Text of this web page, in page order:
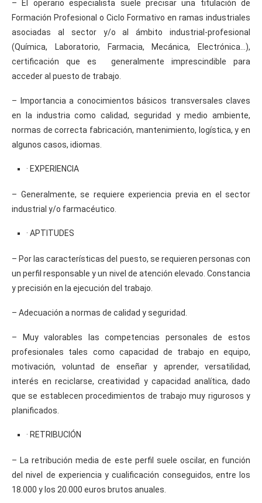
– El operario especialista suele precisar una titulación de
Formación Profesional o Ciclo Formativo en ramas industriales
asociadas al sector y/o al ámbito industrial-profesional
(Química, Laboratorio, Farmacia, Mecánica, Electrónica…),
certificación que es generalmente imprescindible para
acceder al puesto de trabajo.
– Importancia a conocimientos básicos transversales claves
en la industria como calidad, seguridad y medio ambiente,
normas de correcta fabricación, mantenimiento, logística, y en
algunos casos, idiomas.
· EXPERIENCIA
– Generalmente, se requiere experiencia previa en el sector
industrial y/o farmacéutico.
· APTITUDES
– Por las características del puesto, se requieren personas con
un perfil responsable y un nivel de atención elevado. Constancia
y precisión en la ejecución del trabajo.
– Adecuación a normas de calidad y seguridad.
– Muy valorables las competencias personales de estos
profesionales tales como capacidad de trabajo en equipo,
motivación, voluntad de enseñar y aprender, versatilidad,
interés en reciclarse, creatividad y capacidad analítica, dado
que se establecen procedimientos de trabajo muy rigurosos y
planificados.
· RETRIBUCIÓN
– La retribución media de este perfil suele oscilar, en función
del nivel de experiencia y cualificación conseguidos, entre los
18.000 y los 20.000 euros brutos anuales.